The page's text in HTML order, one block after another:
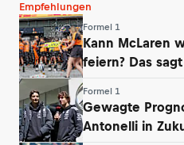
Empfehlungen
Formel 1
Kann McLaren
feiern? Das
Formel 1
Gewagte
Antonelli in